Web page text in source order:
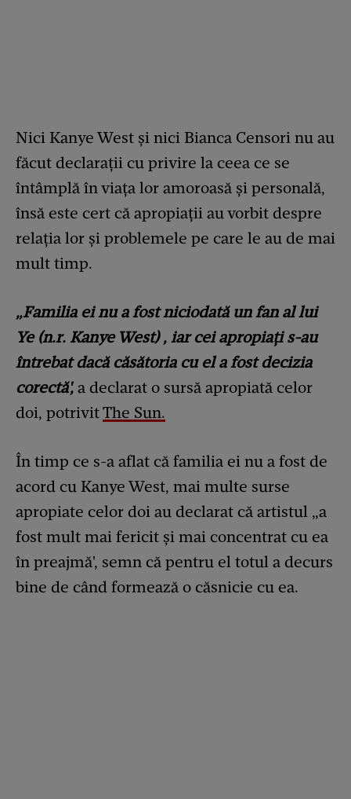
Nici Kanye West și nici Bianca Censori nu au
făcut declarații cu privire la ceea ce se
întâmplă în viața lor amoroasă și personală,
însă este cert că apropiații au vorbit despre
relația lor și problemele pe care le au de mai
mult timp.
„Familia ei nu a fost niciodată un fan al lui
Ye (n.r. Kanye West) , iar cei apropiați s-au
întrebat dacă căsătoria cu el a fost decizia
corectă', a declarat o sursă apropiată celor
doi, potrivitThe Sun.
În timp ce s-a aflat că familia ei nu a fost de
acord cu Kanye West, mai multe surse
apropiate celor doi au declarat că artistul „a
fost mult mai fericit și mai concentrat cu ea
în preajmă', semn că pentru el totul a decurs
bine de când formează o căsnicie cu ea.